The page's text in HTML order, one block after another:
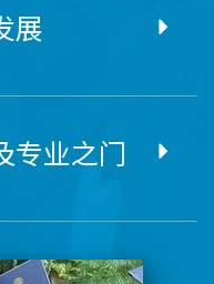
展
专业之门